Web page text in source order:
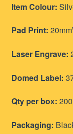
Item Colour:
Pad Print:
Laser Engrave:
Domed Label:
Qty per box: 200
Packaging: